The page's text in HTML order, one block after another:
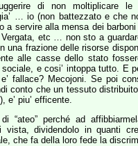
di non moltiplicare
… io (non battezzato e che
a servire alla mensa dei
etc … non sto a
una frazione delle risorse
alle casse dello stato
e cosi’ intoppa tutto. E
fallace? Mecojoni. Se poi
conto che un tessuto
e’ piu’ efficente.
“ateo” perché ad
vista, dividendolo in quanti
che fa della loro fede la